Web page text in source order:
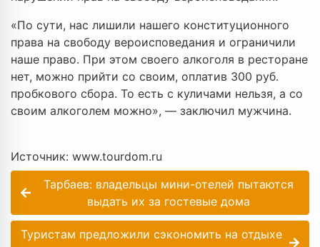
«По сути, нас лишили нашего конституционного
права на свободу вероисповедания и ограничили
наше право. При этом своего алкоголя в ресторане
нет, можно прийти со своим, оплатив 300 руб.
пробкового сбора. То есть с куличами нельзя, а со
своим алкоголем можно», — заключил мужчина.
Источник: www.tourdom.ru
Тарбаев: владельцы мини-отелей пытаются
выдать их за гостевые дома
Туристам предложили сэкономить на отдыхе